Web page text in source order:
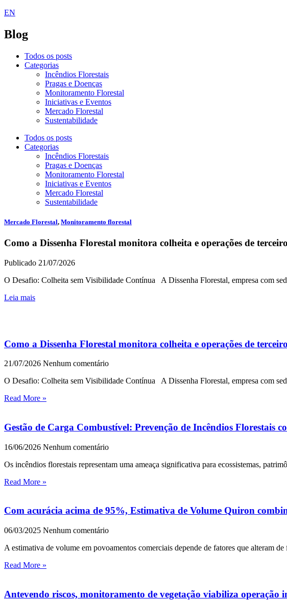
EN
Blog
Todos os posts
Categorias
Incêndios Florestais
Pragas e Doenças
Monitoramento Florestal
Iniciativas e Eventos
Mercado Florestal
Sustentabilidade
Todos os posts
Categorias
Incêndios Florestais
Pragas e Doenças
Monitoramento Florestal
Iniciativas e Eventos
Mercado Florestal
Sustentabilidade
Mercado Florestal, Monitoramento florestal
Como a Dissenha Florestal monitora colheita e operações de
Publicado 21/07/2026
O Desafio: Colheita sem Visibilidade Contínua A Dissenha Florestal, empresa com
Leia mais
Como a Dissenha Florestal monitora colheita e operações de
21/07/2026 Nenhum comentário
O Desafio: Colheita sem Visibilidade Contínua A Dissenha Florestal, empresa com
Read More »
Gestão de Carga Combustível: Prevenção de Incêndios Florestais
16/06/2026 Nenhum comentário
Os incêndios florestais representam uma ameaça significativa para ecossistemas,
Read More »
Com acurácia acima de 95%, Estimativa de Volume Quiron
06/03/2025 Nenhum comentário
A estimativa de volume em povoamentos comerciais depende de fatores que alteram
Read More »
Antevendo riscos, monitoramento de vegetação viabiliza operação